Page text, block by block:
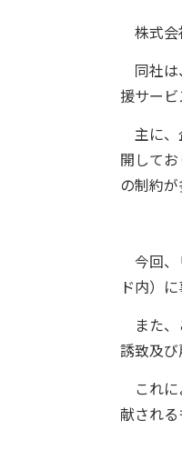
株式会
同社は
援サービ
主に、
開して
の制約が
今回、
ド内）
また、
誘致及び
これに
献される